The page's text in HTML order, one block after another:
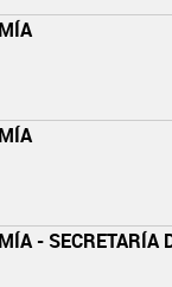
- SECRETARÍA